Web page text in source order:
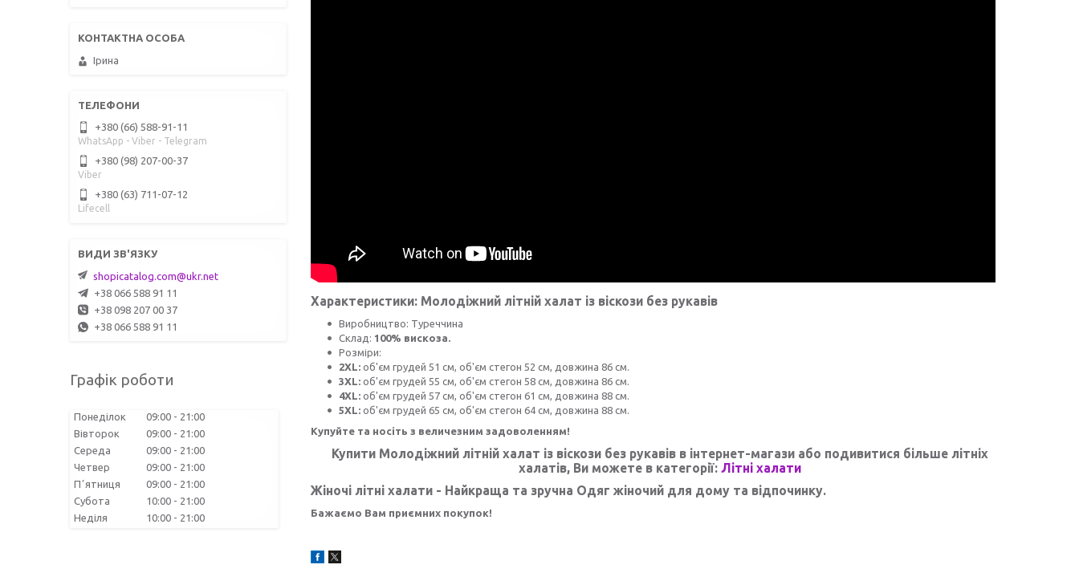
Характеристики: Молодіжний літній халат із віскози без рукавів
Виробництво: Туреччина
Склад: 100% вискоза.
Розміри:
2XL: об'єм грудей 51 см, об'єм стегон 52 см, довжина 86 см.
3XL: об'єм грудей 55 см, об'єм стегон 58 см, довжина 86 см.
4XL: об'єм грудей 57 см, об'єм стегон 61 см, довжина 88 см.
5XL: об'єм грудей 65 см, об'єм стегон 64 см, довжина 88 см.
Купуйте та носіть з величезним задоволенням!
Купити Молодіжний літній халат із віскози без рукавів в інтернет-магази або подивитися більше літніх
халатів, Ви можете в категорії: Літні халати
Жіночі літні халати - Найкраща та зручна Одяг жіночий для дому та відпочинку.
Бажаємо Вам приємних покупок!
Ірина
+380 (66) 588-91-11
WhatsApp - Viber - Telegram
+380 (98) 207-00-37
Viber
+380 (63) 711-07-12
Lifecell
shopicatalog.com@ukr.net
+38 066 588 91 11
+38 098 207 00 37
+38 066 588 91 11
Графік роботи
Понеділок 09:00
21:00
Вівторок
09:00
21:00
Середа
09:00
21:00
Четвер
09:00
21:00
Пʼятниця
09:00
21:00
Субота
10:00
21:00
Неділя
10:00 21:00